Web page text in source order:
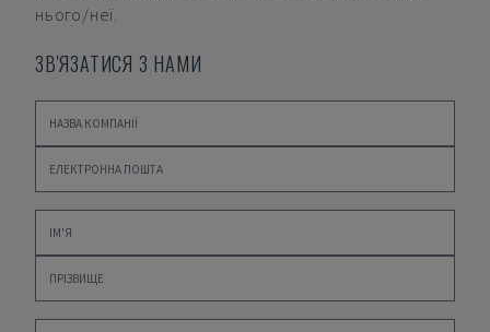
нього/неї.
ЗВ'ЯЗАТИСЯ З НАМИ